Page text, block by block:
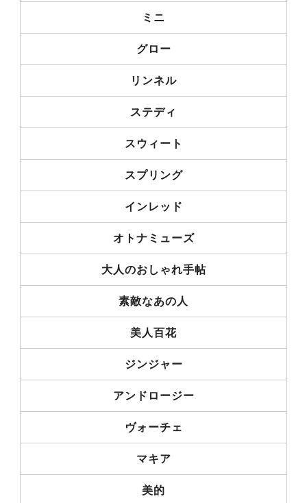
ミニ
グロー
リンネル
ステディ
スウィート
スプリング
インレッド
オトナミューズ
大人のおしゃれ手帖
素敵なあの人
美人百花
ジンジャー
アンドロージー
ヴォーチェ
マキア
美的